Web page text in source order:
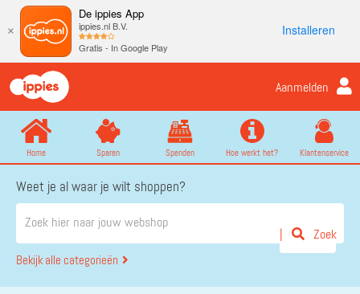
×
De ippies App
ippies.nl B.V.
Gratis - In Google Play
Installeren
Aanmelden
Home Sparen Spenden Hoe werkt het? Klantenservice
Weet je al waar je wilt shoppen?
Bekijk alle categorieën
Zoek